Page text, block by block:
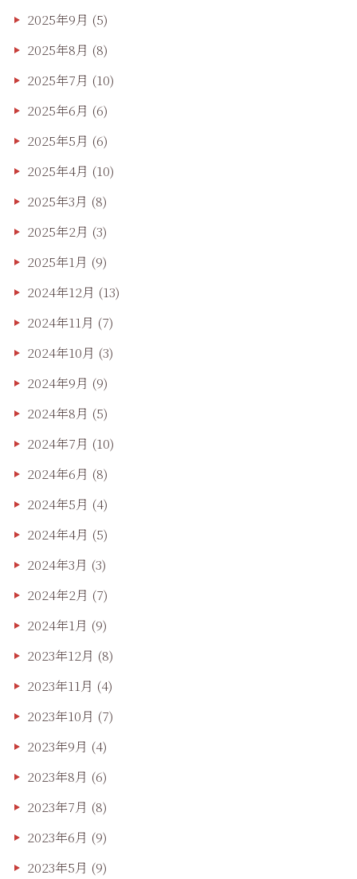
2025年9月 (5)
2025年8月 (8)
2025年7月 (10)
2025年6月 (6)
2025年5月 (6)
2025年4月 (10)
2025年3月 (8)
2025年2月 (3)
2025年1月 (9)
2024年12月 (13)
2024年11月 (7)
2024年10月 (3)
2024年9月 (9)
2024年8月 (5)
2024年7月 (10)
2024年6月 (8)
2024年5月 (4)
2024年4月 (5)
2024年3月 (3)
2024年2月 (7)
2024年1月 (9)
2023年12月 (8)
2023年11月 (4)
2023年10月 (7)
2023年9月 (4)
2023年8月 (6)
2023年7月 (8)
2023年6月 (9)
2023年5月 (9)